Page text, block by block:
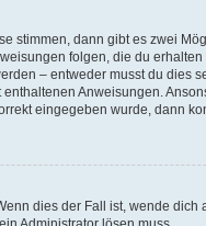
stimmen, dann gibt es zwei
folgen, die du
– entweder musst du dies
Anweisungen.
eingegeben wurde, dann
dies der Fall ist, wende